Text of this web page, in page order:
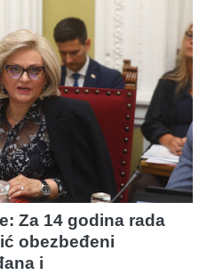
Za 14 godina rada
obezbeđeni
i